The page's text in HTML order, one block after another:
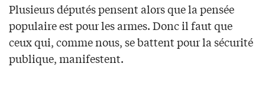
Plusieurs députés pensent alors que la pensée
populaire est pour les armes. Donc il faut que
ceux qui, comme nous, se battent pour la sécurité
publique, manifestent.